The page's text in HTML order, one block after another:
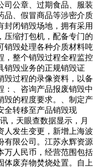
司公章、过期食品、服装
品、假冒商品等涉密介质
封闭销毁场地，拥有采用
压缩打包机，配备专门的
销毁处理各种介质材料吨
，整个销毁过程全程监控
销毁业务的正规销毁证
毁过程的录像资料，以备
：、咨询产品报废销毁中
毁的程度要求。、制定产
全转移至产品销毁现
，天眼查数据显示，月
人发生变更，新增上海波
有限公司。江苏永辉资源
万人民币，经营范围包括
体废弃物焚烧处置。自上